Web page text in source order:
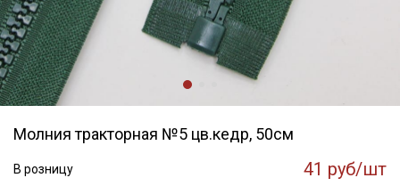
Молния тракторная №5 цв.кедр, 50см
В розницу 41 руб/шт